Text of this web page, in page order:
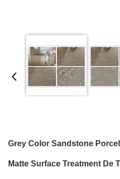
Grey Color Sandstone
Matte Surface Treatment De